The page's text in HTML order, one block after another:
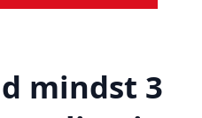
mindst 3